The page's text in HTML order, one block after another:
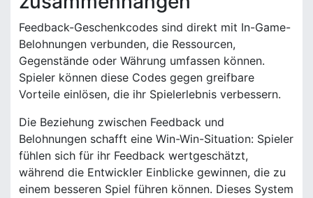
Feedback-Geschenkcodes sind direkt mit In-Game-
Belohnungen verbunden, die Ressourcen,
Gegenstände oder Währung umfassen können.
Spieler können diese Codes gegen greifbare
Vorteile einlösen, die ihr Spielerlebnis verbessern.
Die Beziehung zwischen Feedback und
Belohnungen schafft eine Win-Win-Situation: Spieler
fühlen sich für ihr Feedback wertgeschätzt,
während die Entwickler Einblicke gewinnen, die zu
einem besseren Spiel führen können. Dieses System